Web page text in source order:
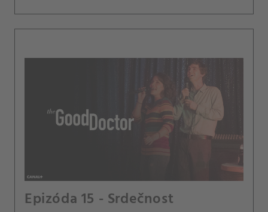
Epizóda 15 - Srdečnost